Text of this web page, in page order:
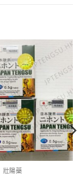
壯陽藥